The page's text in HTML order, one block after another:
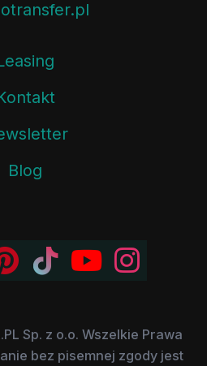
Blog
Sp. z o.o. Wszelkie Prawa
bez pisemnej zgody jest